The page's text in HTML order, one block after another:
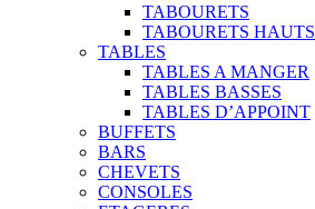
TABOURETS
TABOURETS HAUTS
TABLES
TABLES A MANGER
TABLES BASSES
TABLES D’APPOINT
BUFFETS
BARS
CHEVETS
CONSOLES